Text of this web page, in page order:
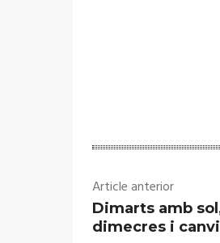
Article anterior
Dimarts amb
dimecres i